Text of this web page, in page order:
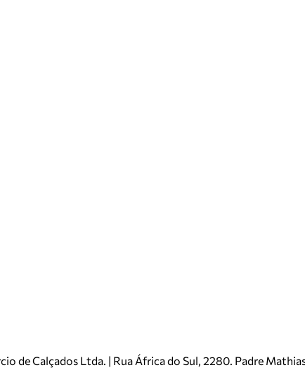
de Calçados Ltda. | Rua África do Sul, 2280. Padre